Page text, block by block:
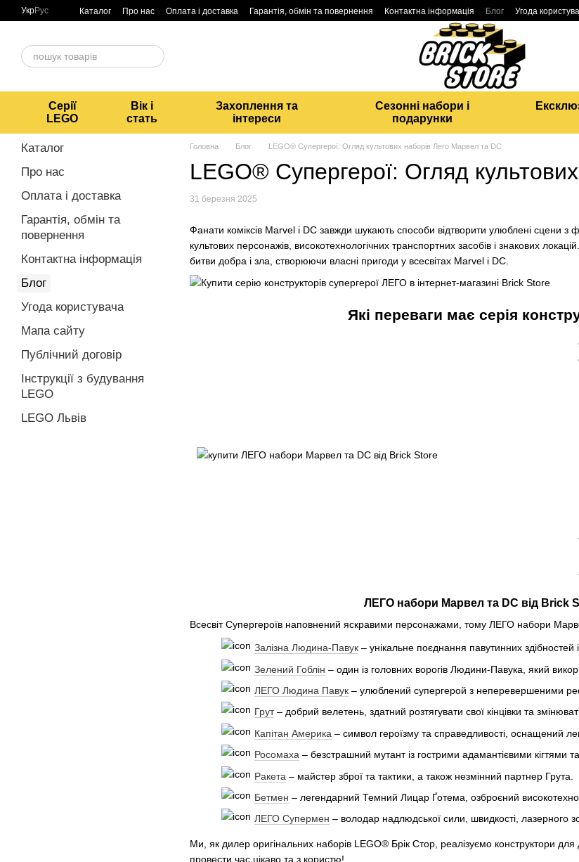
Перейти до основного контенту
УкрРус Каталог Про нас Оплата і доставка Гарантія, обмін та повернення Контактна інформація Блог Угода
Серії
LEGO
Вік і
стать
Захоплення та
інтереси
Сезонні набори і
подарунки
Головна Блог LEGO® Супергерої: Огляд культових наборів Лего Марвел та DC
LEGO® Супергерої: Огляд
31 березня 2025
Фанати коміксів Marvel і DC завжди шукають способи відтворити улюблені сцени з
культових персонажів, високотехнологічних транспортних засобів і знакових
битви добра і зла, створюючи власні пригоди у всесвітах Marvel і DC.
Які переваги має серія
ЛЕГО набори Марвел та DC від Brick
Всесвіт Супергероїв наповнений яскравими персонажами, тому ЛЕГО набори
Залізна Людина-Павук – унікальне поєднання павутинних здібностей
Зелений Гоблін – один із головних ворогів Людини-Павука, який
ЛЕГО Людина Павук – улюблений супергерой з неперевершеними
Грут– добрий велетень, здатний розтягувати свої кінцівки та
Капітан Америка – символ героїзму та справедливості, оснащений
Росомаха – безстрашний мутант із гострими адамантієвими кігтями
Ракета – майстер зброї та тактики, а також незмінний партнер Грута.
Бетмен – легендарний Темний Лицар Ґотема, озброєний
ЛЕГО Супермен – володар надлюдської сили, швидкості, лазерного
Ми, як дилер оригінальних наборів LEGO® Брік Стор, реалізуємо конструктори
провести час цікаво та з користю!
Каталог
Про нас
Оплата і доставка
Гарантія, обмін та
повернення
Контактна інформація
Блог
Угода користувача
Мапа сайту
Публічний договір
Інструкції з будування
LEGO
LEGO Львів